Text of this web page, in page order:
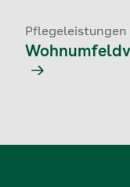
Pflegeleistungen